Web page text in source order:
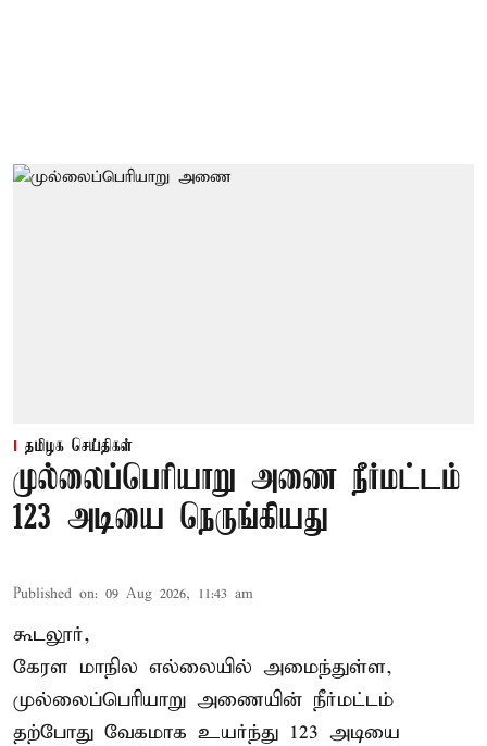
தமிழக செய்திகள்
முல்லைப்பெரியாறு அணை நீர்மட்டம்
123 அடியை நெருங்கியது
Published on: 09 Aug 2026, 11:43 am
கூடலூர்,
கேரள மாநில எல்லையில் அமைந்துள்ள,
முல்லைப்பெரியாறு அணையின் நீர்மட்டம்
தற்போது வேகமாக உயர்ந்து 123 அடியை